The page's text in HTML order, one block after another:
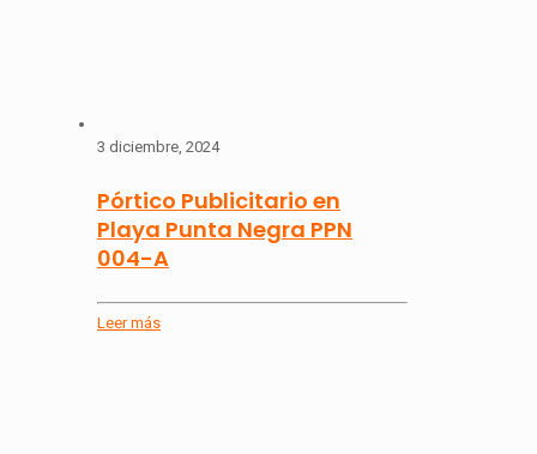
3 diciembre, 2024
Pórtico Publicitario en
Playa Punta Negra PPN
004-A
Leer más